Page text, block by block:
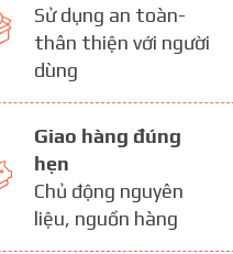
Sử dụng an toàn-
thân thiện với người
dùng
Giao hàng đúng
hẹn
Chủ động nguyên
liệu, nguồn hàng